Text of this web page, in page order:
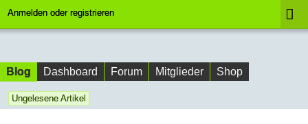
Anmelden oder registrieren
Blog Dashboard Forum Mitglieder Shop
Ungelesene Artikel